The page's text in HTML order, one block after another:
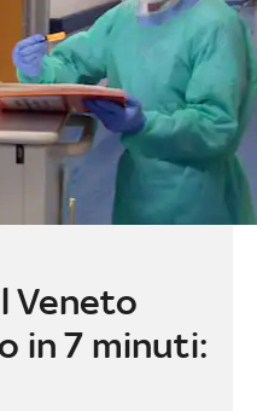
Veneto
in 7 minuti: